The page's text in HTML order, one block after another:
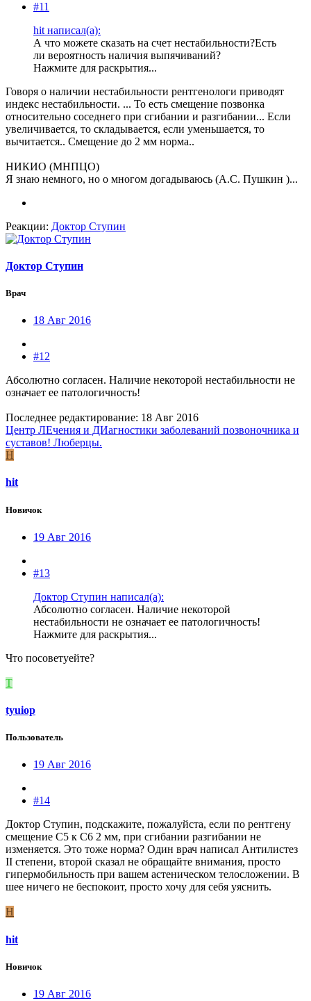
#11
hit написал(а):
А что можете сказать на счет нестабильности?Есть
ли вероятность наличия выпячиваний?
Нажмите для раскрытия...
Говоря о наличии нестабильности рентгенологи приводят
индекс нестабильности. ... То есть смещение позвонка
относительно соседнего при сгибании и разгибании... Если
увеличивается, то складывается, если уменьшается, то
вычитается.. Смещение до 2 мм норма..
НИКИО (МНПЦО)
Я знаю немного, но о многом догадываюсь (А.С. Пушкин )...
Реакции: Доктор Ступин
Доктор Ступин
Врач
18 Авг 2016
#12
Абсолютно согласен. Наличие некоторой нестабильности не
означает ее патологичность!
Последнее редактирование: 18 Авг 2016
Центр ЛЕчения и ДИагностики заболеваний позвоночника и
суставов! Люберцы.
H
hit
Новичок
19 Авг 2016
#13
Доктор Ступин написал(а):
Абсолютно согласен. Наличие некоторой
нестабильности не означает ее патологичность!
Нажмите для раскрытия...
Что посоветуейте?
T
tyuiop
Пользователь
19 Авг 2016
#14
Доктор Ступин, подскажите, пожалуйста, если по рентгену
смещение С5 к С6 2 мм, при сгибании разгибании не
изменяется. Это тоже норма? Один врач написал Антилистез
II степени, второй сказал не обращайте внимания, просто
гипермобильность при вашем астеническом телосложении. В
шее ничего не беспокоит, просто хочу для себя уяснить.
H
hit
Новичок
19 Авг 2016